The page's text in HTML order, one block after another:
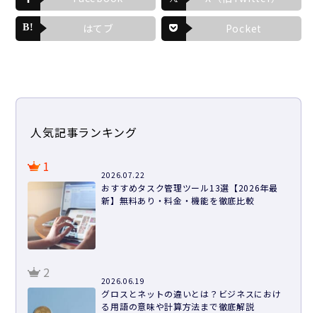
はてブ Pocket
人気記事ランキング
1
2026.07.22
おすすめタスク管理ツール13選【2026年最
新】無料あり・料金・機能を徹底比較
2
2026.06.19
グロスとネットの違いとは？ビジネスにおけ
る用語の意味や計算方法まで徹底解説